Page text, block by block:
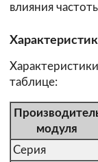
влияния
таблице:
модуля
Серия